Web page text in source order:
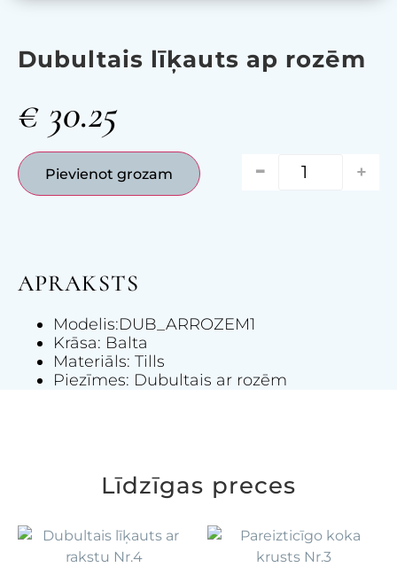
Dubultais līķauts ар rozēm
€ 30.25
- +
Pievienot grozam
APRAKSTS
Modelis:DUB_ARROZEM1
Krāsa: Balta
Materiāls: Tills
Piezīmes: Dubultais ar rozēm
Līdzīgas preces